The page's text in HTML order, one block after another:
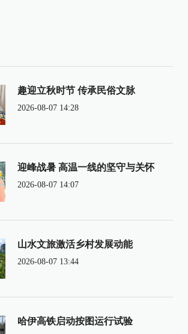
趣迎立秋时节 传承民俗文脉
2026-08-07 14:28
迎峰战暑 高温一线的坚守与关怀
2026-08-07 14:07
山水文旅激活乡村发展动能
2026-08-07 13:44
哈伊高铁启动按图运行试验